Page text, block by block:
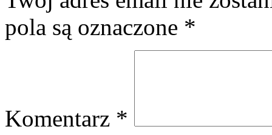
pola są oznaczone *
Komentarz *